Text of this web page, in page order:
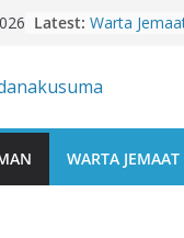
Latest: Warta
Agustus 2026
Juli 2026
Warta
WARTA JEMAAT